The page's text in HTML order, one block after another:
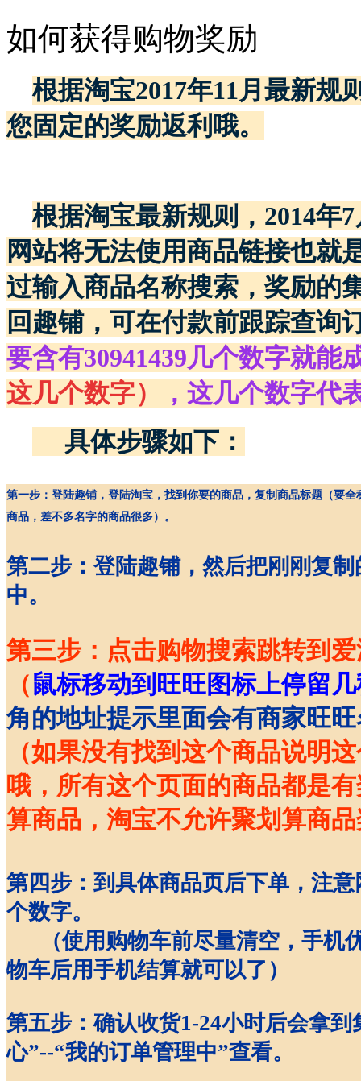
如何获得购物奖励
根据淘宝2017年11月最新规
您固定的奖励返利哦。
根据淘宝最新规则，2014年
网站将无法使用商品链接也就
过输入商品名称搜索，奖励的
回趣铺，可在付款前跟踪查询
要含有30941439几个数字就能
这几个数字）
，这几个数字代
具体步骤如下：
第一步：登陆趣铺，登陆淘宝，找到你要的商品，复制商品标题（要
商品，差不多名字的商品很多）。
第二步：登陆趣铺，然后把刚刚复
中。
第三步：点击购物搜索跳转到
（鼠标移动到旺旺图标上停留
角的地址提示里面会有商家旺
（如果没有找到这个商品说明
哦，所有这个页面的商品都是
算商品，淘宝不允许聚划算商
第四步：到具体商品页后下单，注
个数字。
（使用购物车前尽量清空，手机
物车后用手机结算就可以了）
第五步：确认收货1-24小时后会拿
心”--“我的订单管理中”查看。